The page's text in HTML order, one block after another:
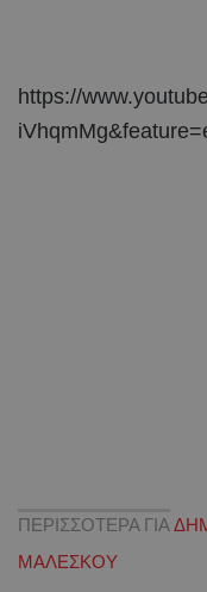
https://
ΠΕΡΙΣΣΟΤΕΡΑ ΓΙΑ
ΜΑΛΕΣΚΟΥ